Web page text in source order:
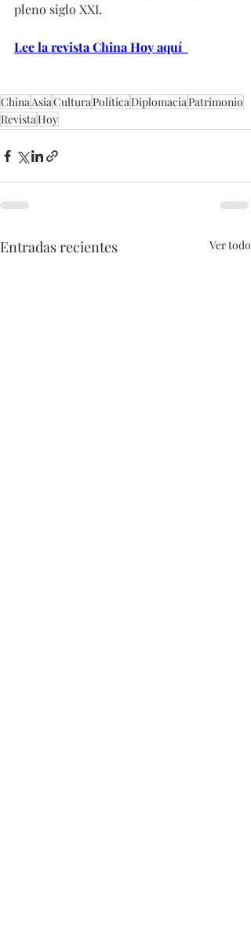
pleno siglo XXI.
Lee la revista China Hoy aquí
ChinaAsiaCulturaPolíticaDiplomaciaPatrimonio
RevistaHoy
Entradas recientes Ver todo